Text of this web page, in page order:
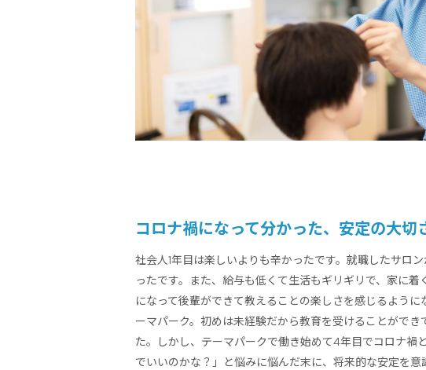
コロナ禍になって分かった、安定の大切
社会人1年目は楽しいよりも辛かったです。就職したサロ
ったです。また、給与も低くて生活もギリギリで、家に
になって後輩ができて教えることの楽しさを感じるよう
ーマパーク。初めは未経験だから教育を受けることがで
た。しかし、テーマパークで働き始めて4年目でコロナ禍
でいいのかな？」と悩みに悩んだ末に、将来的な安定を